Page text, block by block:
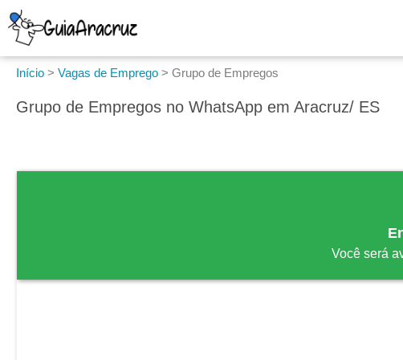
Início > Vagas de Emprego > Grupo de Empregos
Grupo de Empregos no WhatsApp em Aracruz/ ES
Você será